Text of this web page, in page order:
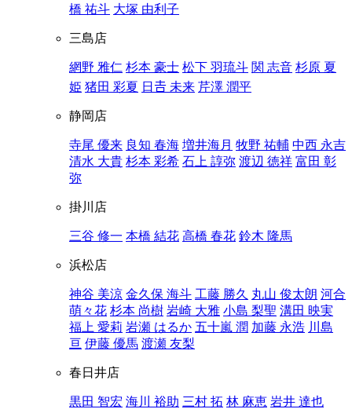
橋 祐斗 大塚 由利子
三島店
網野 雅仁 杉本 豪士 松下 羽琉斗 関 志音 杉原 夏
姫 猪田 彩夏 日𠮷 未来 芹澤 潤平
静岡店
寺尾 優来 良知 春海 増井海月 牧野 祐輔 中西 永吉
清水 大貴 杉本 彩希 石上 諄弥 渡辺 徳祥 富田 彰
弥
掛川店
三谷 修一 本橋 結花 高橋 春花 鈴木 隆馬
浜松店
神谷 美涼 金久保 海斗 工藤 勝久 丸山 俊太朗 河合
萌々花 杉本 尚樹 岩崎 大雅 小島 梨聖 溝田 映実
福上 愛莉 岩瀬 はるか 五十嵐 潤 加藤 永浩 川島
亘 伊藤 優馬 渡瀬 友梨
春日井店
黒田 智宏 海川 裕助 三村 拓 林 麻恵 岩井 達也